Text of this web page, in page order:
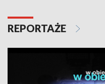
REPORTAŻE